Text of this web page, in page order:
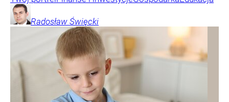
Radosław Święcki